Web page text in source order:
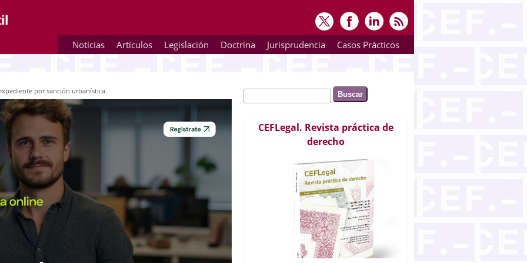
Noticias Artículos Legislación Doctrina Jurisprudencia Casos Prácticos
por sanción urbanística Formulario de búsqueda
Buscar
CEFLegal. Revista práctica de
derecho